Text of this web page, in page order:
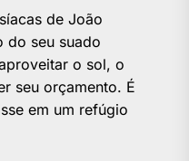
de João
do seu suado
o sol, o
seu orçamento. É
em um refúgio